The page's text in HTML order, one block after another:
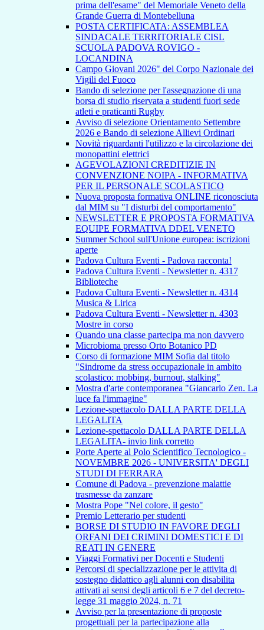
prima dell'esame" del Memoriale Veneto della
Grande Guerra di Montebelluna
POSTA CERTIFICATA: ASSEMBLEA
SINDACALE TERRITORIALE CISL
SCUOLA PADOVA ROVIGO -
LOCANDINA
Campo Giovani 2026" del Corpo Nazionale dei
Vigili del Fuoco
Bando di selezione per l'assegnazione di una
borsa di studio riservata a studenti fuori sede
atleti e praticanti Rugby
Avviso di selezione Orientamento Settembre
2026 e Bando di selezione Allievi Ordinari
Novità riguardanti l'utilizzo e la circolazione dei
monopattini elettrici
AGEVOLAZIONI CREDITIZIE IN
CONVENZIONE NOIPA - INFORMATIVA
PER IL PERSONALE SCOLASTICO
Nuova proposta formativa ONLINE riconosciuta
dal MIM su "I disturbi del comportamento"
NEWSLETTER E PROPOSTA FORMATIVA
EQUIPE FORMATIVA DDEL VENETO
Summer School sull'Unione europea: iscrizioni
aperte
Padova Cultura Eventi - Padova racconta!
Padova Cultura Eventi - Newsletter n. 4317
Biblioteche
Padova Cultura Eventi - Newsletter n. 4314
Musica & Lirica
Padova Cultura Eventi - Newsletter n. 4303
Mostre in corso
Quando una classe partecipa ma non davvero
Microbioma presso Orto Botanico PD
Corso di formazione MIM Sofia dal titolo
"Sindrome da stress occupazionale in ambito
scolastico: mobbing, burnout, stalking"
Mostra d'arte contemporanea "Giancarlo Zen. La
luce fa l'immagine"
Lezione-spettacolo DALLA PARTE DELLA
LEGALITA
Lezione-spettacolo DALLA PARTE DELLA
LEGALITA- invio link corretto
Porte Aperte al Polo Scientifico Tecnologico -
NOVEMBRE 2026 - UNIVERSITA' DEGLI
STUDI DI FERRARA
Comune di Padova - prevenzione malattie
trasmesse da zanzare
Mostra Pope "Nel colore, il gesto"
Premio Letterario per studenti
BORSE DI STUDIO IN FAVORE DEGLI
ORFANI DEI CRIMINI DOMESTICI E DI
REATI IN GENERE
Viaggi Formativi per Docenti e Studenti
Percorsi di specializzazione per le attivita di
sostegno didattico agli alunni con disabilita
attivati ai sensi degli articoli 6 e 7 del decreto-
legge 31 maggio 2024, n. 71
Avviso per la presentazione di proposte
progettuali per la partecipazione alla